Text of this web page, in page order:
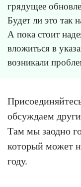
грядущее
Будет ли это так
А пока стоит
вложиться в
возникали
обсуждаем
Там мы заодно
который может
году.